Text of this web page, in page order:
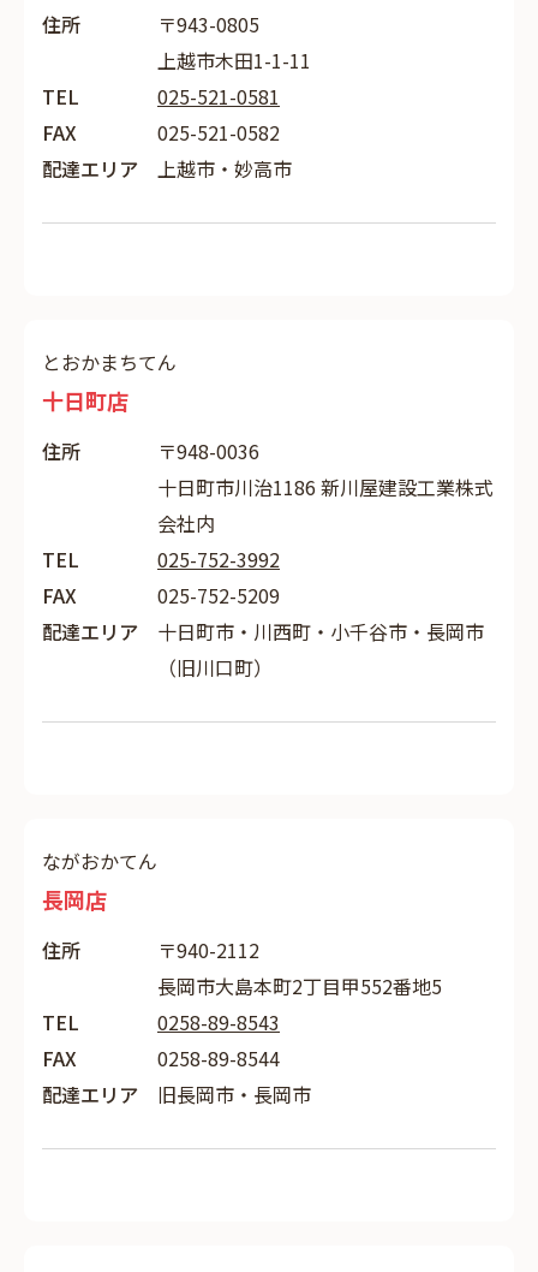
住所
〒943-0805
上越市木田1-1-11
TEL
025-521-0581
FAX
025-521-0582
配達エリア
上越市・妙高市
とおかまちてん
十日町店
住所
〒948-0036
十日町市川治1186 新川屋建設工業株式
会社内
TEL
025-752-3992
FAX
025-752-5209
配達エリア
十日町市・川西町・小千谷市・長岡市
（旧川口町）
ながおかてん
長岡店
住所
〒940-2112
長岡市大島本町2丁目甲552番地5
TEL
0258-89-8543
FAX
0258-89-8544
配達エリア
旧長岡市・長岡市